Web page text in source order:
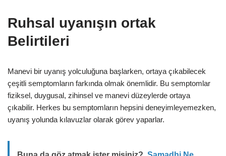
Ruhsal uyanışın ortak
Belirtileri
Manevi bir uyanış yolculuğuna başlarken, ortaya çıkabilecek
çeşitli semptomların farkında olmak önemlidir. Bu semptomlar
fiziksel, duygusal, zihinsel ve manevi düzeylerde ortaya
çıkabilir. Herkes bu semptomların hepsini deneyimleyemezken,
uyanış yolunda kılavuzlar olarak görev yaparlar.